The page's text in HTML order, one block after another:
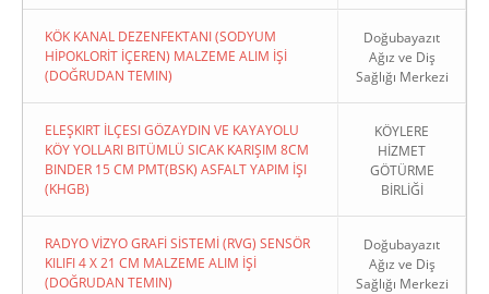
KÖK KANAL DEZENFEKTANI (SODYUM
HİPOKLORİT İÇEREN) MALZEME ALIM İŞİ
(DOĞRUDAN TEMIN)
Doğubayazıt
Ağız ve Diş
Sağlığı Merkezi
ELEŞKIRT İLÇESI GÖZAYDIN VE KAYAYOLU
KÖY YOLLARI BITÜMLÜ SICAK KARIŞIM 8CM
BINDER 15 CM PMT(BSK) ASFALT YAPIM İŞI
(KHGB)
KÖYLERE
HİZMET
GÖTÜRME
BİRLİĞİ
RADYO VİZYO GRAFİ SİSTEMİ (RVG) SENSÖR
KILIFI 4 X 21 CM MALZEME ALIM İŞİ
(DOĞRUDAN TEMIN)
Doğubayazıt
Ağız ve Diş
Sağlığı Merkezi